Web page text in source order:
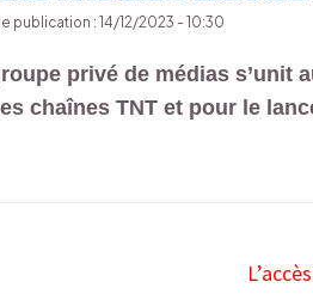
publication : 14/12/2023 - 10:30
privé de médias s’unit
chaînes TNT et pour le